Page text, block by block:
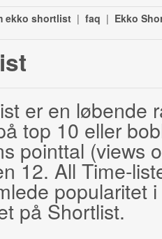
ekko shortlist | faq | Ekko
er en løbende
top 10 eller
pointtal (views
12. All Time-
popularitet
på Shortlist.